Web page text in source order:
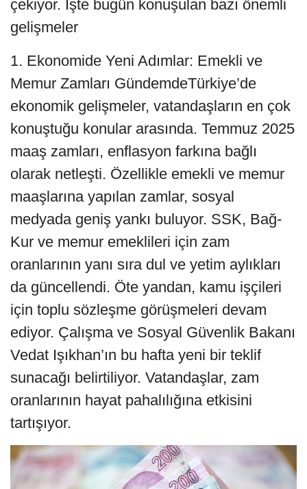
çekiyor. İşte bugün konuşulan bazı önemli
gelişmeler
1. Ekonomide Yeni Adımlar: Emekli ve
Memur Zamları GündemdeTürkiye’de
ekonomik gelişmeler, vatandaşların en çok
konuştuğu konular arasında. Temmuz 2025
maaş zamları, enflasyon farkına bağlı
olarak netleşti. Özellikle emekli ve memur
maaşlarına yapılan zamlar, sosyal
medyada geniş yankı buluyor. SSK, Bağ-
Kur ve memur emeklileri için zam
oranlarının yanı sıra dul ve yetim aylıkları
da güncellendi. Öte yandan, kamu işçileri
için toplu sözleşme görüşmeleri devam
ediyor. Çalışma ve Sosyal Güvenlik Bakanı
Vedat Işıkhan’ın bu hafta yeni bir teklif
sunacağı belirtiliyor. Vatandaşlar, zam
oranlarının hayat pahalılığına etkisini
tartışıyor.